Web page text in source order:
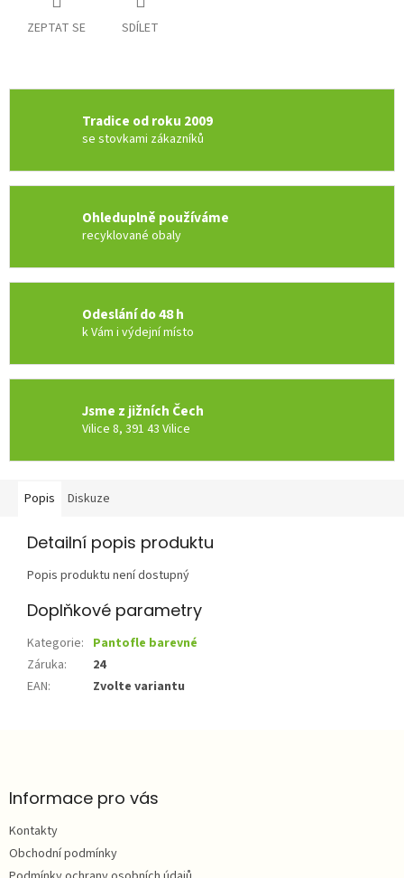
ZEPTAT SE SDÍLET
Tradice od roku 2009
se stovkami zákazníků
Ohleduplně používáme
recyklované obaly
Odeslání do 48 h
k Vám i výdejní místo
Jsme z jižních Čech
Vilice 8, 391 43 Vilice
Popis Diskuze
Detailní popis produktu
Popis produktu není dostupný
Doplňkové parametry
Kategorie: Pantofle barevné
Záruka:
24
EAN: Zvolte variantu
aInformace pro vás
Kontakty
Obchodní podmínky